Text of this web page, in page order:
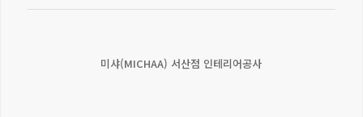
미샤(MICHAA) 서산점 인테리어공사